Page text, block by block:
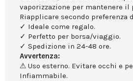
vaporizzazione per mantenere
Riapplicare secondo preferenza
✓ Ideale come regalo.
✓ Perfetto per borsa/viaggio.
✓ Spedizione in 24-48 ore.
Avvertenza:
⚠ Uso esterno. Evitare occhi e
Infiammabile.